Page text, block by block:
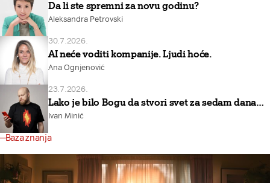
Da li ste spremni za novu godinu?
Aleksandra Petrovski
30.7.2026.
AI neće voditi kompanije. Ljudi hoće.
Ana Ognjenović
23.7.2026.
Lako je bilo Bogu da stvori svet za sedam dana…
Ivan Minić
Baza znanja